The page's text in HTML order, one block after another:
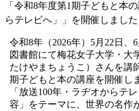
「令和8年度第1期子どもと本
らテレビへ」」を開催しました
令和8年（2026年）5月22日、
図書館にて梅花女子大学・大
たけやまちょうこ）さんを講
期子どもと本の講座を開催し
「放送100年・ラヂオから
容」をテーマに、世界の名作